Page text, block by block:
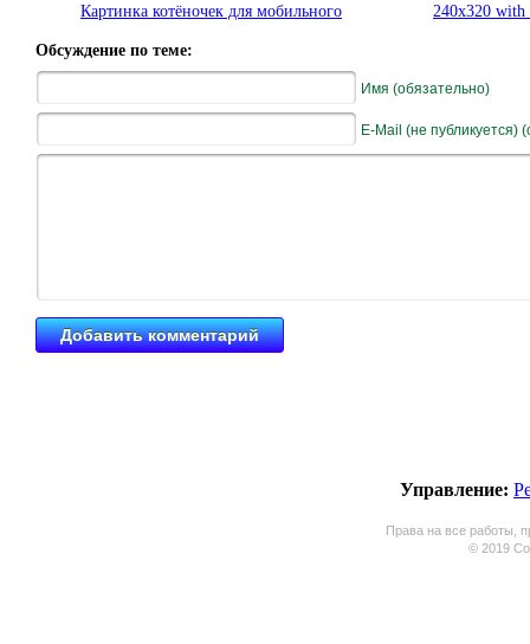
Картинка котёночек для мобильного 240x320 with
Обсуждение по теме:
Имя (обязательно)
E-Mail (не публикуется)
Управление:
Права на все работы,
© 2019